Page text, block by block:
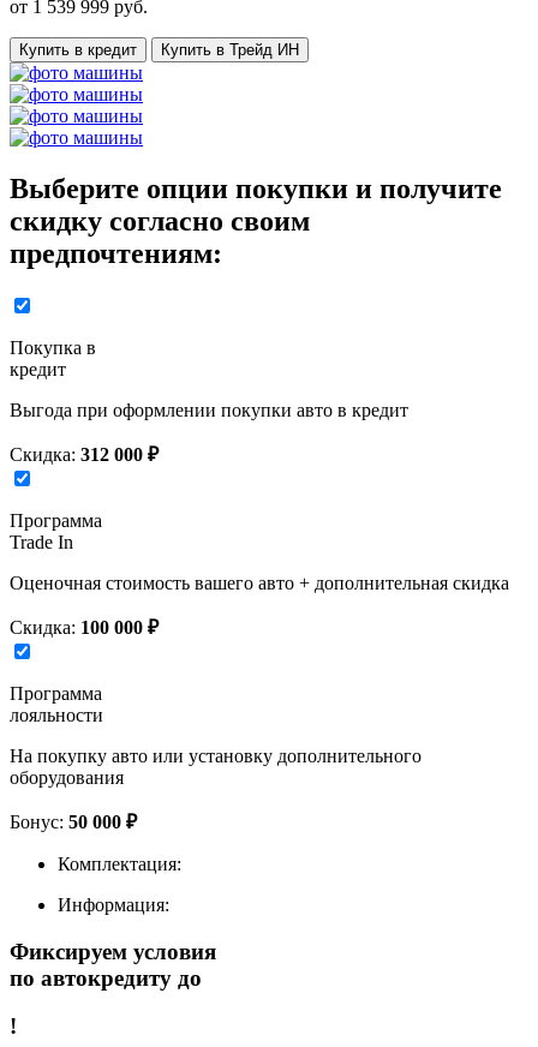
от 1 539 999 руб.
Купить в кредит Купить в Трейд ИН
Выберите опции покупки и получите
скидку согласно своим
предпочтениям:
Покупка в
кредит
Выгода при оформлении покупки авто в кредит
Скидка: 312 000 ₽
Программа
Trade In
Оценочная стоимость вашего авто + дополнительная скидка
Скидка: 100 000 ₽
Программа
лояльности
На покупку авто или установку дополнительного
оборудования
Бонус: 50 000 ₽
Комплектация:
Информация:
Фиксируем условия
по автокредиту до
!